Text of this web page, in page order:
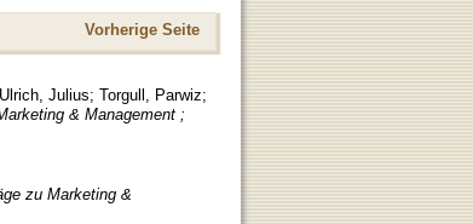
Vorherige Seite
Ulrich, Julius; Torgull, Parwiz;
& Management ;
zu Marketing &